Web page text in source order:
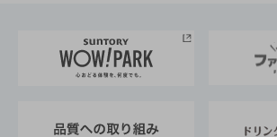
地域情報
サントリーサンバーズ大阪
サントリーが考えるサステナビリテ
企業概要